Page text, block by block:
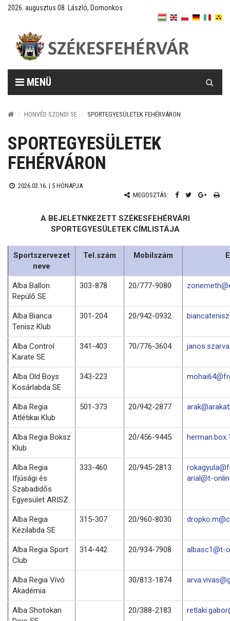
2026. augusztus 08. László, Domonkos
MENÜ
HONVÉD SZONDI SE SPORTEGYESÜLETEK FEHÉRVÁRON
SPORTEGYESÜLETEK
FEHÉRVÁRON
2026.03.16. | 5 HÓNAPJA
MEGOSZTÁS:
A BEJELETNKEZETT SZÉKESFEHÉRVÁRI
SPORTEGYESÜLETEK CÍMLISTÁJA
Sportszervezet
neve
Tel.szám Mobilszám
Alba Ballon
Repülő SE
303-878 20/777-9080
Alba Bianca
Tenisz Klub
301-204 20/942-0932
Alba Control
Karate SE
341-403 70/776-3604
Alba Old Boys
Kosárlabda SE
343-223
Alba Regia
Atlétikai Klub
501-373 20/942-2877
Alba Regia Boksz
Klub
20/456-9445
Alba Regia
Ifjúsági és
Szabadidős
Egyesület ARISZ
333-460 20/945-2813
arial@t-
Alba Regia
Kézilabda SE
315-307 20/960-8030
Alba Regia Sport
Club
314-442 20/934-7908 albasc1@t-
Alba Regia Vívó
Akadémia
30/813-1874
Alba Shotokan
20/388-2183